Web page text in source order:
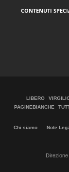
CONTENUTI
LIBERO
PAGINEBIANCHE
Chi siamo Note